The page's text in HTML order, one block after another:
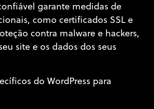
garante medidas de
como certificados SSL e
contra malware e hackers,
site e os dados dos seus
do WordPress para